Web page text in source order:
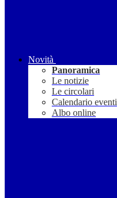
Novità
Panoramica
Le notizie
Le circolari
Calendario eventi
Albo online